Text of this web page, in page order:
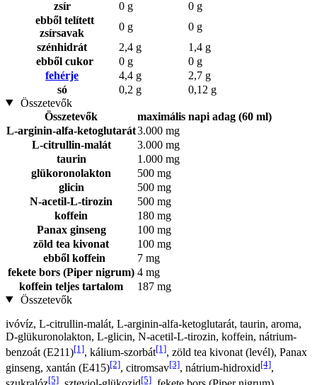
zsír
0 g
0 g
ebből telített
zsírsavak
0 g
0 g
szénhidrát
2,4 g
1,4 g
ebből cukor
0 g
0 g
fehérje
4,4 g
2,7 g
só
0,2 g
0,12 g
Összetevők
Összetevők
maximális napi adag (60 ml)
L-arginin-alfa-ketoglutarát3.000 mg
L-citrullin-malát
3.000 mg
taurin
1.000 mg
glükoronolakton
500 mg
glicin
500 mg
N-acetil-L-tirozin
500 mg
koffein
180 mg
Panax ginseng
100 mg
zöld tea kivonat
100 mg
ebből koffein
7 mg
fekete bors (Piper nigrum) 4 mg
koffein teljes tartalom
187 mg
Összetevők
ivóvíz, L-citrullin-malát, L-arginin-alfa-ketoglutarát, taurin, aroma,
D-glükuronolakton, L-glicin, N-acetil-L-tirozin, koffein, nátrium-
benzoát (E211)[1], kálium-szorbát[1], zöld tea kivonat (levél), Panax
ginseng, xantán (E415)[2], citromsav[3], nátrium-hidroxid[4],
[5] [5]